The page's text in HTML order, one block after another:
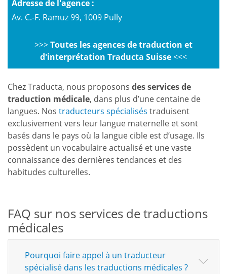
Adresse de l'agence :
Av. C.-F. Ramuz 99, 1009 Pully
>>>Toutes les agences de traduction et
d'interprétation Traducta Suisse<<<
Chez Traducta, nous proposons des services de
traduction médicale, dans plus d’une centaine de
langues. Nos traducteurs spécialisés traduisent
exclusivement vers leur langue maternelle et sont
basés dans le pays où la langue cible est d’usage. Ils
possèdent un vocabulaire actualisé et une vaste
connaissance des dernières tendances et des
habitudes culturelles.
FAQ sur nos services de traductions
médicales
Pourquoi faire appel à un traducteur
spécialisé dans les traductions médicales ?